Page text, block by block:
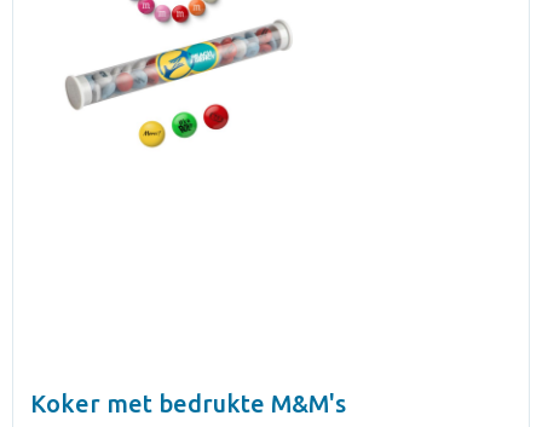
Koker met bedrukte M&M's